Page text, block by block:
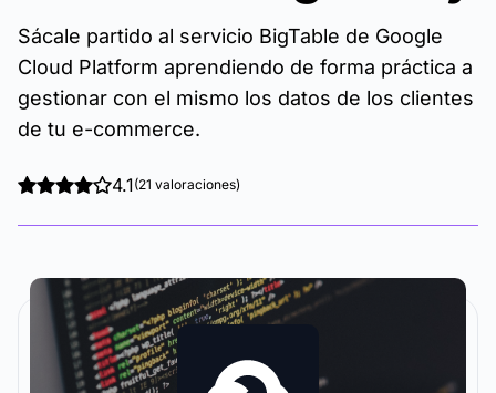
Sácale partido al servicio BigTable de Google
Cloud Platform aprendiendo de forma práctica a
gestionar con el mismo los datos de los clientes
de tu e-commerce.
4.1(21 valoraciones)